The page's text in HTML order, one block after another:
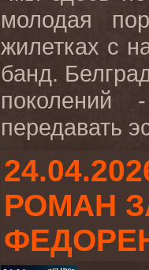
молодая
жилетках с
банд.
передавать
РОМАН